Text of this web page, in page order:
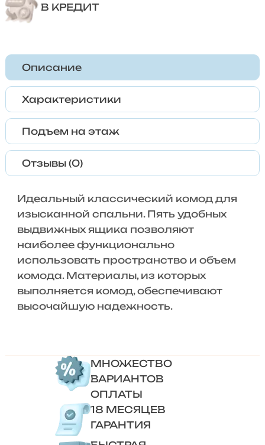
В КРЕДИТ
Описание
Характеристики
Подъем на этаж
Отзывы (0)
Идеальный классический комод для
изысканной спальни. Пять удобных
выдвижных ящика позволяют
наиболее функционально
использовать пространство и объем
комода. Материалы, из которых
выполняется комод, обеспечивают
высочайшую надежность.
МНОЖЕСТВО
ВАРИАНТОВ
ОПЛАТЫ
18 МЕСЯЦЕВ
ГАРАНТИЯ